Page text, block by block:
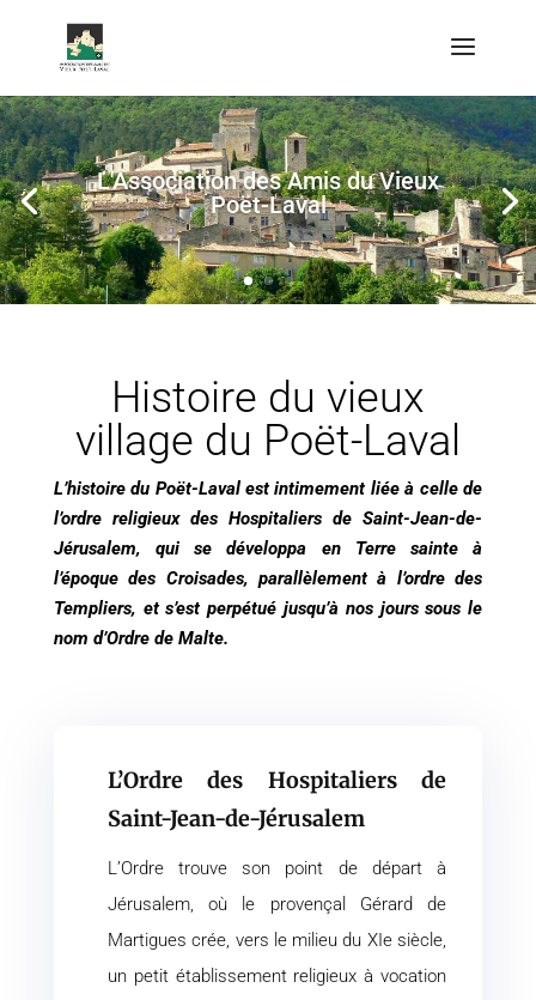
Le Vieux Poët-Laval
Histoire du vieux
village du Poët-Laval
L’histoire du Poët-Laval est intimement liée à celle de
l’ordre religieux des Hospitaliers de Saint-Jean-de-
Jérusalem, qui se développa en Terre sainte à
l’époque des Croisades, parallèlement à l’ordre des
Templiers, et s’est perpétué jusqu’à nos jours sous le
nom d’Ordre de Malte.
L’Ordre des Hospitaliers de
Saint-Jean-de-Jérusalem
L’Ordre trouve son point de départ à
Jérusalem, où le provençal Gérard de
Martigues crée, vers le milieu du XIe siècle,
un petit établissement religieux à vocation